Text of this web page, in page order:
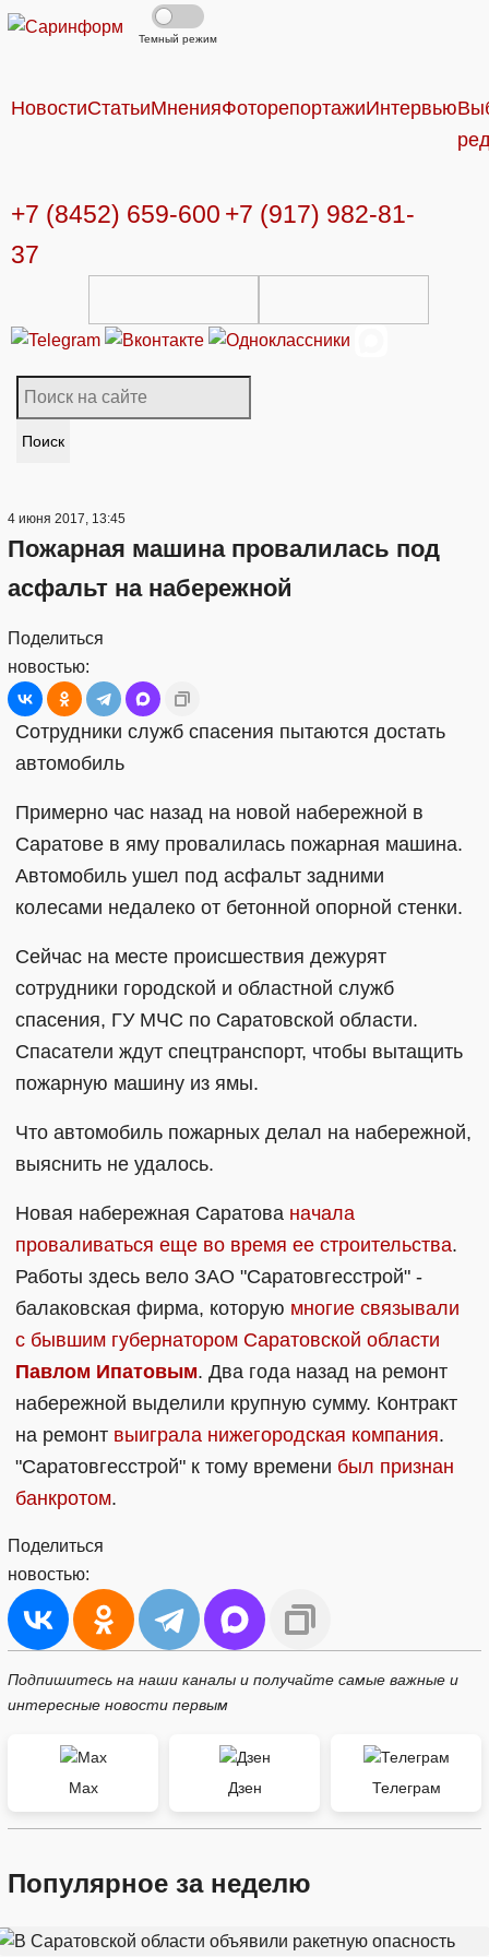
Темный режим
НовостиСтатьиМненияФоторепортажиИнтервью
+7 (8452) 659-600 +7 (917) 982-81-
37
Поиск
4 июня 2017, 13:45
Пожарная машина провалилась под
асфальт на набережной
Поделиться
новостью:
Сотрудники служб спасения пытаются достать
автомобиль
Примерно час назад на новой набережной в
Саратове в яму провалилась пожарная машина.
Автомобиль ушел под асфальт задними
колесами недалеко от бетонной опорной стенки.
Сейчас на месте происшествия дежурят
сотрудники городской и областной служб
спасения, ГУ МЧС по Саратовской области.
Спасатели ждут спецтранспорт, чтобы вытащить
пожарную машину из ямы.
Что автомобиль пожарных делал на набережной,
выяснить не удалось.
Новая набережная Саратова начала
проваливаться еще во время ее строительства.
Работы здесь вело ЗАО "Саратовгесстрой" -
балаковская фирма, которую многие связывали
с бывшим губернатором Саратовской области
Павлом Ипатовым. Два года назад на ремонт
набережной выделили крупную сумму. Контракт
на ремонт выиграла нижегородская компания.
"Саратовгесстрой" к тому времени был признан
банкротом.
Поделиться
новостью:
Подпишитесь на наши каналы и получайте самые важные и
интересные новости первым
Max Дзен Телеграм
Популярное за неделю